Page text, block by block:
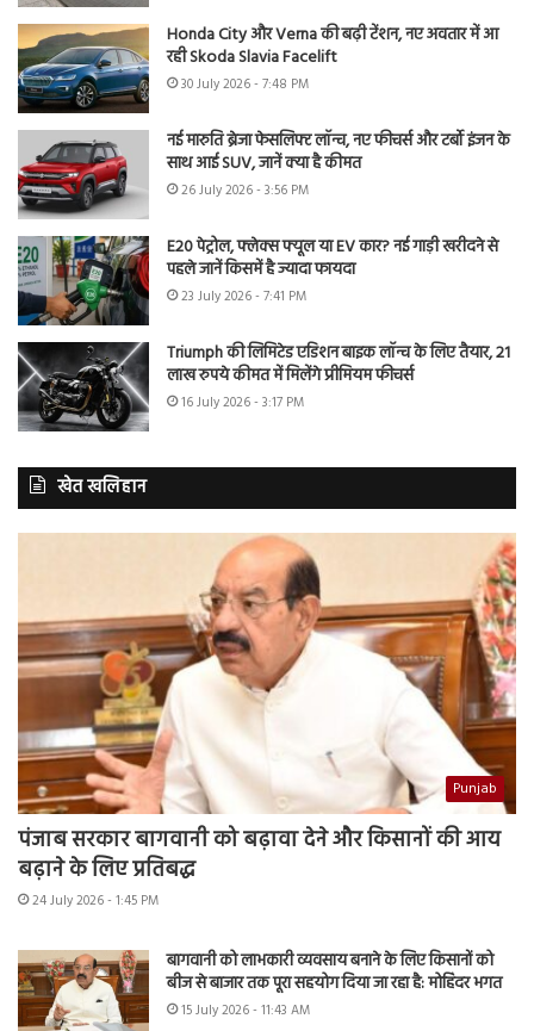
Honda City और Verna की बढ़ी टेंशन, नए अवतार में आ
रही Skoda Slavia Facelift
30 July 2026 - 7:48 PM
नई मारुति ब्रेजा फेसलिफ्ट लॉन्च, नए फीचर्स और टर्बो इंजन के
साथ आई SUV, जानें क्या है कीमत
26 July 2026 - 3:56 PM
E20 पेट्रोल, फ्लेक्स फ्यूल या EV कार? नई गाड़ी खरीदने से
पहले जानें किसमें है ज्यादा फायदा
23 July 2026 - 7:41 PM
Triumph की लिमिटेड एडिशन बाइक लॉन्च के लिए तैयार, 21
लाख रुपये कीमत में मिलेंगे प्रीमियम फीचर्स
16 July 2026 - 3:17 PM
खेत खलिहान
Punjab
पंजाब सरकार बागवानी को बढ़ावा देने और किसानों की आय
बढ़ाने के लिए प्रतिबद्ध
24 July 2026 - 1:45 PM
बागवानी को लाभकारी व्यवसाय बनाने के लिए किसानों को
बीज से बाजार तक पूरा सहयोग दिया जा रहा है: मोहिंदर भगत
15 July 2026 - 11:43 AM